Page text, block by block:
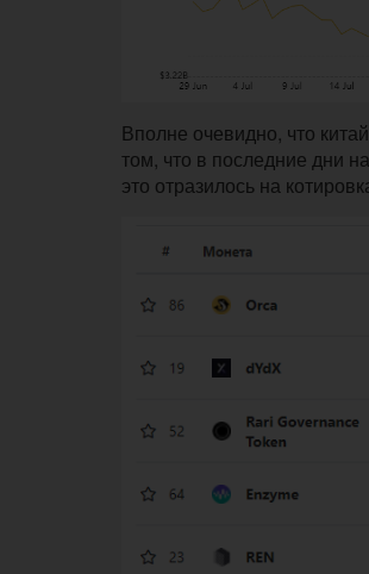
Вполне очевидно, что
том, что в последние дни
это отразилось на